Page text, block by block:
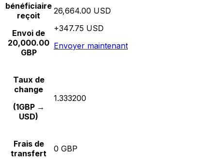
bénéficiaire
reçoit
Envoi de
20,000.00
GBP
26,664.00 USD
+347.75 USD
Envoyer maintenant
Taux de
change
(1GBP →
USD)
1.333200
Frais de
transfert
0 GBP